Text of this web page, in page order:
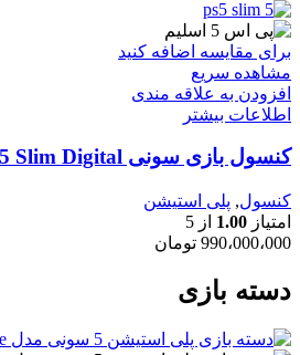
برای مقایسه اضافه کنید
مشاهده سریع
افزودن به علاقه مندی
اطلاعات بیشتر
کنسول بازی سونی PS5 Slim Digital امریکا
کنسول, پلی استیشن
امتیاز 1.00 از 5
990،000،000 تومان
دسته بازی